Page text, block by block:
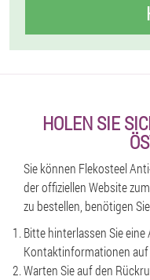
HOLEN SIE
Sie können Flekosteel
der offiziellen Website
zu bestellen, benötigen
Bitte hinterlassen Sie
Kontaktinformationen auf
Warten Sie auf den